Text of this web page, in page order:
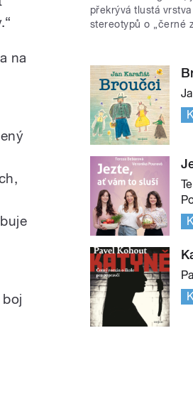
na
boj
překrývá tlustá
stereotypů o „černé